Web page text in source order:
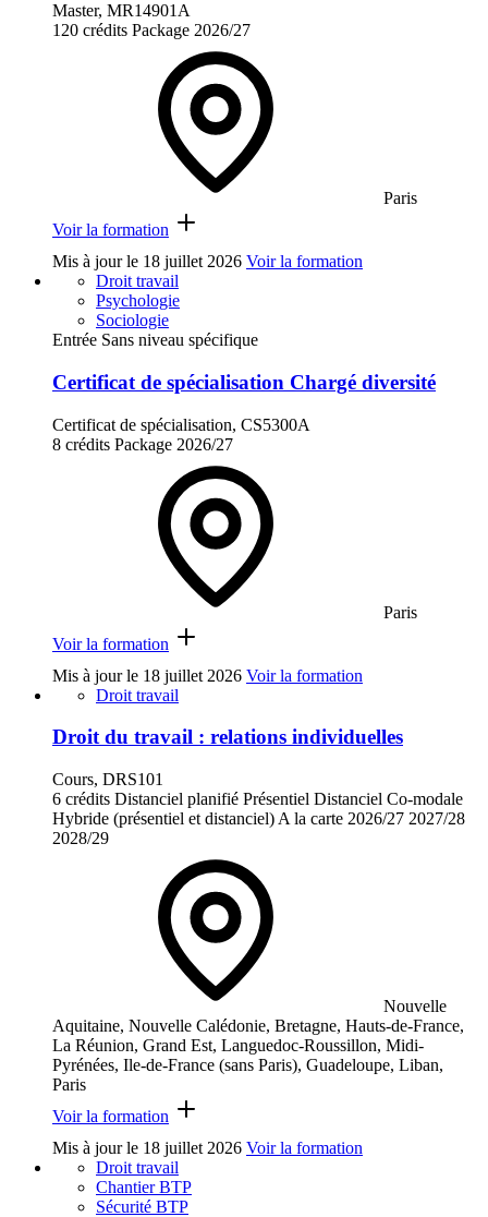
Master, MR14901A
120 crédits Package 2026/27
Paris
Voir la formation
Mis à jour le 18 juillet 2026 Voir la formation
Droit travail
Psychologie
Sociologie
Entrée Sans niveau spécifique
Certificat de spécialisation Chargé diversité
Certificat de spécialisation, CS5300A
8 crédits Package 2026/27
Paris
Voir la formation
Mis à jour le 18 juillet 2026 Voir la formation
Droit travail
Droit du travail : relations individuelles
Cours, DRS101
6 crédits Distanciel planifié Présentiel Distanciel Co-modale
Hybride (présentiel et distanciel) A la carte 2026/27 2027/28
2028/29
Nouvelle
Aquitaine, Nouvelle Calédonie, Bretagne, Hauts-de-France,
La Réunion, Grand Est, Languedoc-Roussillon, Midi-
Pyrénées, Ile-de-France (sans Paris), Guadeloupe, Liban,
Paris
Voir la formation
Mis à jour le 18 juillet 2026 Voir la formation
Droit travail
Chantier BTP
Sécurité BTP